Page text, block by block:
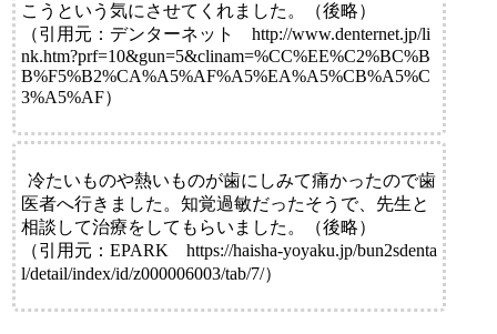
こうという気にさせてくれました。（後略）
（引用元：デンターネット http://www.denternet.jp/li
nk.htm?prf=10&gun=5&clinam=%CC%EE%C2%BC%B
B%F5%B2%CA%A5%AF%A5%EA%A5%CB%A5%C
3%A5%AF）
冷たいものや熱いものが歯にしみて痛かったので歯
医者へ行きました。知覚過敏だったそうで、先生と
相談して治療をしてもらいました。（後略）
（引用元：EPARK https://haisha-yoyaku.jp/bun2sdenta
l/detail/index/id/z000006003/tab/7/）